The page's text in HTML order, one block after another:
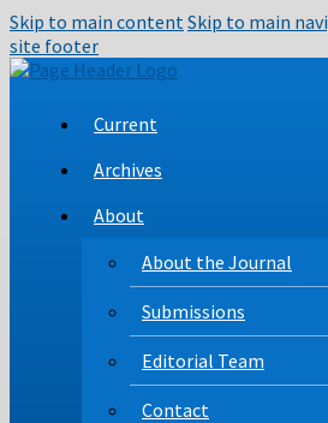
Skip to main contentSkip to main
site footer
Current
Archives
About
About the Journal
Submissions
Editorial Team
Contact